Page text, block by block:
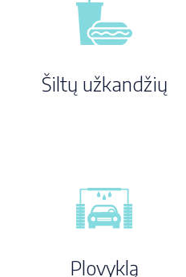
Šiltų užkandžių
Plovyklą